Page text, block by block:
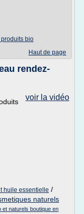
bio
Haut de page
rendez-
voir la vidéo
huile essentielle /
naturels
et naturels boutique en